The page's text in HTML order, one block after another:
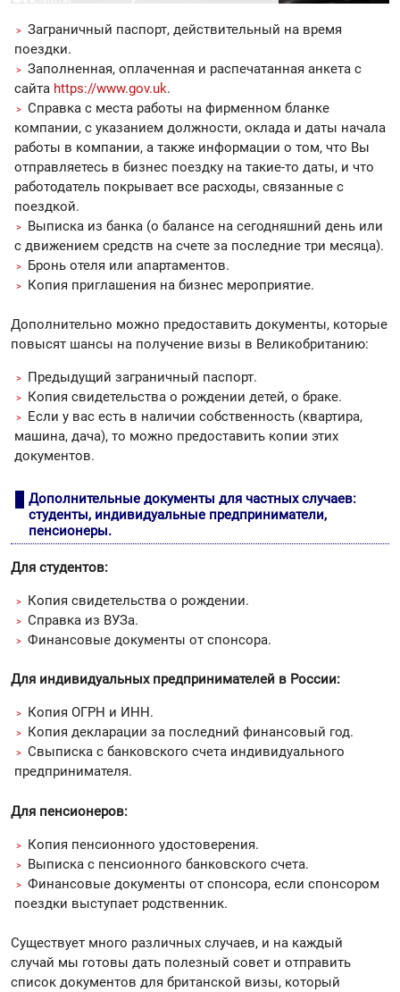
Заграничный паспорт, действительный на время
поездки.
Заполненная, оплаченная и распечатанная анкета с
сайта https://www.gov.uk.
Справка с места работы на фирменном бланке
компании, с указанием должности, оклада и даты начала
работы в компании, а также информации о том, что Вы
отправляетесь в бизнес поездку на такие-то даты, и что
работодатель покрывает все расходы, связанные с
поездкой.
Выписка из банка (о балансе на сегодняшний день или
с движением средств на счете за последние три месяца).
Бронь отеля или апартаментов.
Копия приглашения на бизнес мероприятие.
Дополнительно можно предоставить документы, которые
повысят шансы на получение визы в Великобританию:
Предыдущий заграничный паспорт.
Копия свидетельства о рождении детей, о браке.
Если у вас есть в наличии собственность (квартира,
машина, дача), то можно предоставить копии этих
документов.
Дополнительные документы для частных случаев:
студенты, индивидуальные предприниматели,
пенсионеры.
Для студентов:
Копия свидетельства о рождении.
Справка из ВУЗа.
Финансовые документы от спонсора.
Для индивидуальных предпринимателей в России:
Копия ОГРН и ИНН.
Копия декларации за последний финансовый год.
Cвыписка с банковского счета индивидуального
предпринимателя.
Для пенсионеров:
Копия пенсионного удостоверения.
Выписка с пенсионного банковского счета.
Финансовые документы от спонсора, если спонсором
поездки выступает родственник.
Существует много различных случаев, и на каждый
случай мы готовы дать полезный совет и отправить
список документов для британской визы, который